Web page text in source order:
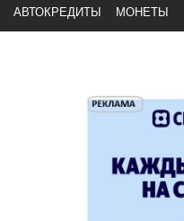
АВТОКРЕДИТЫ МОНЕТЫ